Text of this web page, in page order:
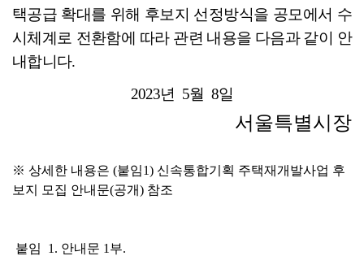
택공급 확대를 위해 후보지 선정방식을 공모에서 수
시체계로 전환함에 따라 관련 내용을 다음과 같이 안
내합니다.
2023년 5월 8일
서울특별시장
※ 상세한 내용은 (붙임1) 신속통합기획 주택재개발사업 후
보지 모집 안내문(공개) 참조
붙임  1. 안내문 1부.